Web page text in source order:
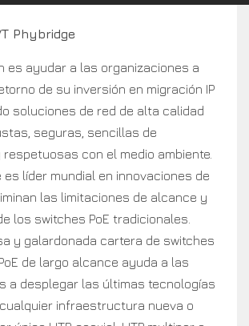
Phybridge
es ayudar a las organizaciones a
de su inversión en migración IP
soluciones de red de alta calidad
seguras, sencillas de
con el medio ambiente.
es líder mundial en innovaciones de
las limitaciones de alcance y
los switches PoE tradicionales.
y galardonada cartera de switches
de largo alcance ayuda a las
a desplegar las últimas tecnologías
infraestructura nueva o